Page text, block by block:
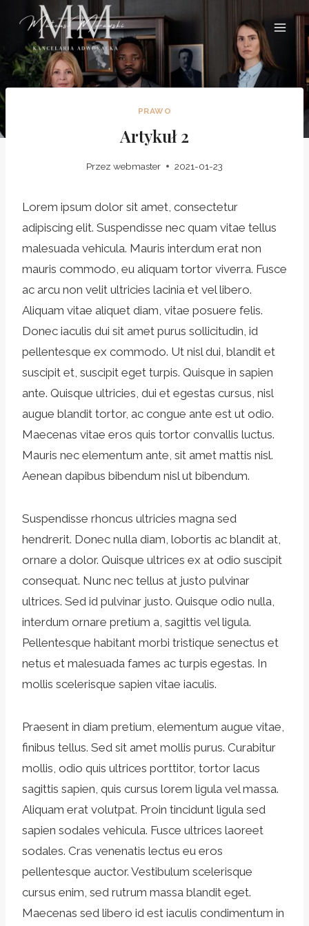
treści
PRAWO
Artykuł 2
Przez webmaster 2021-01-23
Lorem ipsum dolor sit amet, consectetur
adipiscing elit. Suspendisse nec quam vitae tellus
malesuada vehicula. Mauris interdum erat non
mauris commodo, eu aliquam tortor viverra. Fusce
ac arcu non velit ultricies lacinia et vel libero.
Aliquam vitae aliquet diam, vitae posuere felis.
Donec iaculis dui sit amet purus sollicitudin, id
pellentesque ex commodo. Ut nisl dui, blandit et
suscipit et, suscipit eget turpis. Quisque in sapien
ante. Quisque ultricies, dui et egestas cursus, nisl
augue blandit tortor, ac congue ante est ut odio.
Maecenas vitae eros quis tortor convallis luctus.
Mauris nec elementum ante, sit amet mattis nisl.
Aenean dapibus bibendum nisl ut bibendum.
Suspendisse rhoncus ultricies magna sed
hendrerit. Donec nulla diam, lobortis ac blandit at,
ornare a dolor. Quisque ultrices ex at odio suscipit
consequat. Nunc nec tellus at justo pulvinar
ultrices. Sed id pulvinar justo. Quisque odio nulla,
interdum ornare pretium a, sagittis vel ligula.
Pellentesque habitant morbi tristique senectus et
netus et malesuada fames ac turpis egestas. In
mollis scelerisque sapien vitae iaculis.
Praesent in diam pretium, elementum augue vitae,
finibus tellus. Sed sit amet mollis purus. Curabitur
mollis, odio quis ultrices porttitor, tortor lacus
sagittis sapien, quis cursus lorem ligula vel massa.
Aliquam erat volutpat. Proin tincidunt ligula sed
sapien sodales vehicula. Fusce ultrices laoreet
sodales. Cras venenatis lectus eu eros
pellentesque auctor. Vestibulum scelerisque
cursus enim, sed rutrum massa blandit eget.
Maecenas sed libero id est iaculis condimentum in